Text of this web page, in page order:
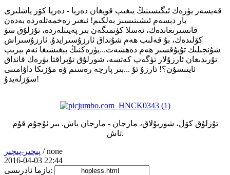
قەيسەر يۈرەك ئىگىسىنىڭ يىغىپ قويغان دەريا - دەريا كۆز ياشلىرى
بار دېسەم ئىشىنىسىز بەلكىم! ئىغىر زەخمەتلەردە بەدەن
قانسىرىغاندەك، ئەسلا كۈتمىگەن بىر پەيىتلەردە، تۇزلۇق سۈ
كۆلىدەك، بۇ قەلىب ھەم شۇنداق ئارزۇسىرايدۇ. ئارزۇسىراش
شۇنچىلىك تۇيۇقسىز ھەم دەھشەت...يۈرەكنىڭ بېغىشىغا نەم بېرىپ
تۇرىدىغان ئارزۇلار تۈگەپ كەتسە، شورلۇق تۇپراقتا يۈرەك قانداق
ئاينىسۇن؟! ئارزۇ ئۇ ...بىر پارچە رەسىم ۋە مۇزىكا داۋامىنى
سۆزلەيدۇ!
تۇزلۇق كۆل، شوربۇلاق، مارجان - مارجان ياش. بىر ئۇچۇم قۇم
تاش.
پىچىر-پىچىر / none
2016-04-03 22:44
يازما ئادرىسى: